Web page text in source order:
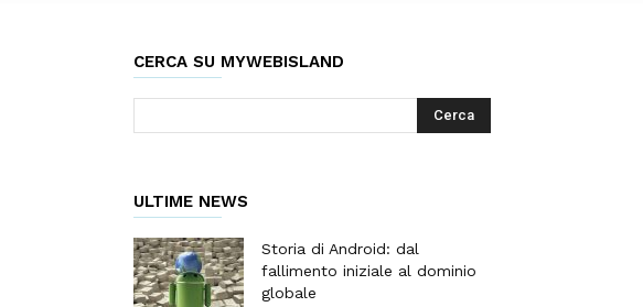
CERCA SU MYWEBISLAND
ULTIME NEWS
Storia di Android: dal
fallimento iniziale al dominio
globale